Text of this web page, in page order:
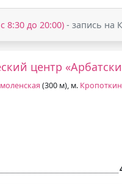
8:30 до 20:00) - запись на
центр
(300 м), м.